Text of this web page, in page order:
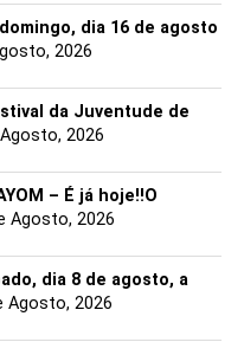
artesanato,
a identidade
afirma-se como um
onde tradição,
dia 16 de agosto
2026
da Juventude de
2026
– É já hoje!!O
Agosto, 2026
dia 8 de agosto, a
Agosto, 2026